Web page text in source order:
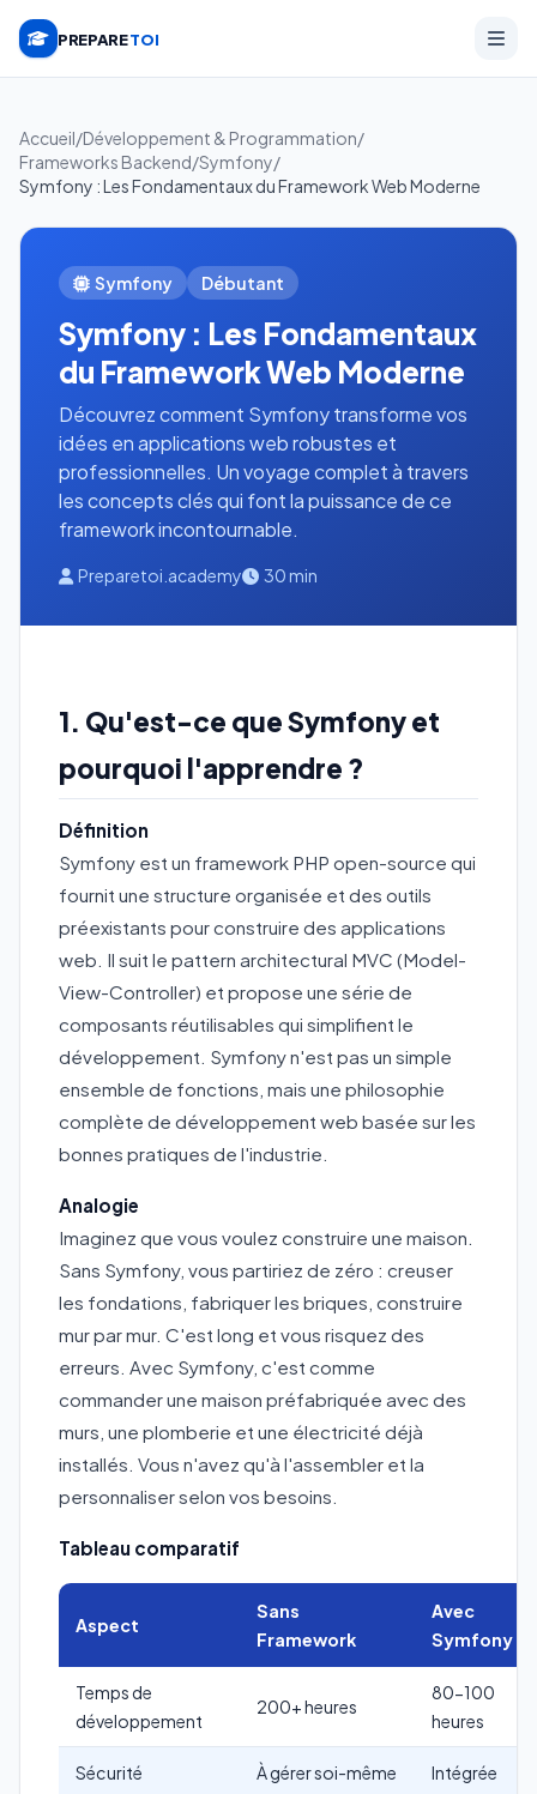
PREPARETOI
Accueil/Développement & Programmation/
Frameworks Backend/Symfony/
Symfony : Les Fondamentaux du Framework Web Moderne
Symfony Débutant
Symfony : Les Fondamentaux
du Framework Web Moderne
Découvrez comment Symfony transforme vos
idées en applications web robustes et
professionnelles. Un voyage complet à travers
les concepts clés qui font la puissance de ce
framework incontournable.
Preparetoi.academy 30 min
1. Qu'est-ce que Symfony et
pourquoi l'apprendre ?
Définition
Symfony est un framework PHP open-source qui
fournit une structure organisée et des outils
préexistants pour construire des applications
web. Il suit le pattern architectural MVC (Model-
View-Controller) et propose une série de
composants réutilisables qui simplifient le
développement. Symfony n'est pas un simple
ensemble de fonctions, mais une philosophie
complète de développement web basée sur les
bonnes pratiques de l'industrie.
Analogie
Imaginez que vous voulez construire une maison.
Sans Symfony, vous partiriez de zéro : creuser
les fondations, fabriquer les briques, construire
mur par mur. C'est long et vous risquez des
erreurs. Avec Symfony, c'est comme
commander une maison préfabriquée avec des
murs, une plomberie et une électricité déjà
installés. Vous n'avez qu'à l'assembler et la
personnaliser selon vos besoins.
Tableau comparatif
Aspect
Sans
Framework
Avec
Symfony
Temps de
développement
200+ heures
80-100
heures
Sécurité À gérer soi-même Intégrée